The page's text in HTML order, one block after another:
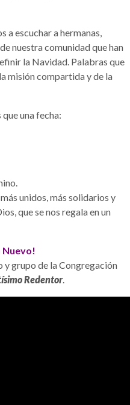
a escuchar a hermanas,
nuestra comunidad que han
la Navidad. Palabras que
misión compartida y de la
una fecha:
unidos, más solidarios y
que se nos regala en un
Nuevo!
y grupo de la Congregación
Redentor.